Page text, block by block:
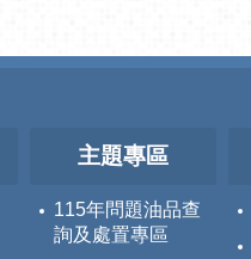
主題專區
115年問題油品查
詢及處置專區